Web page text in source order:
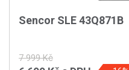
Sencor SLE 43Q871B
7 999 Kč